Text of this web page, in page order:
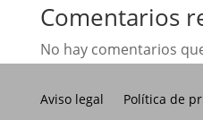
Comentarios
No hay comentarios
Aviso legal
Política de